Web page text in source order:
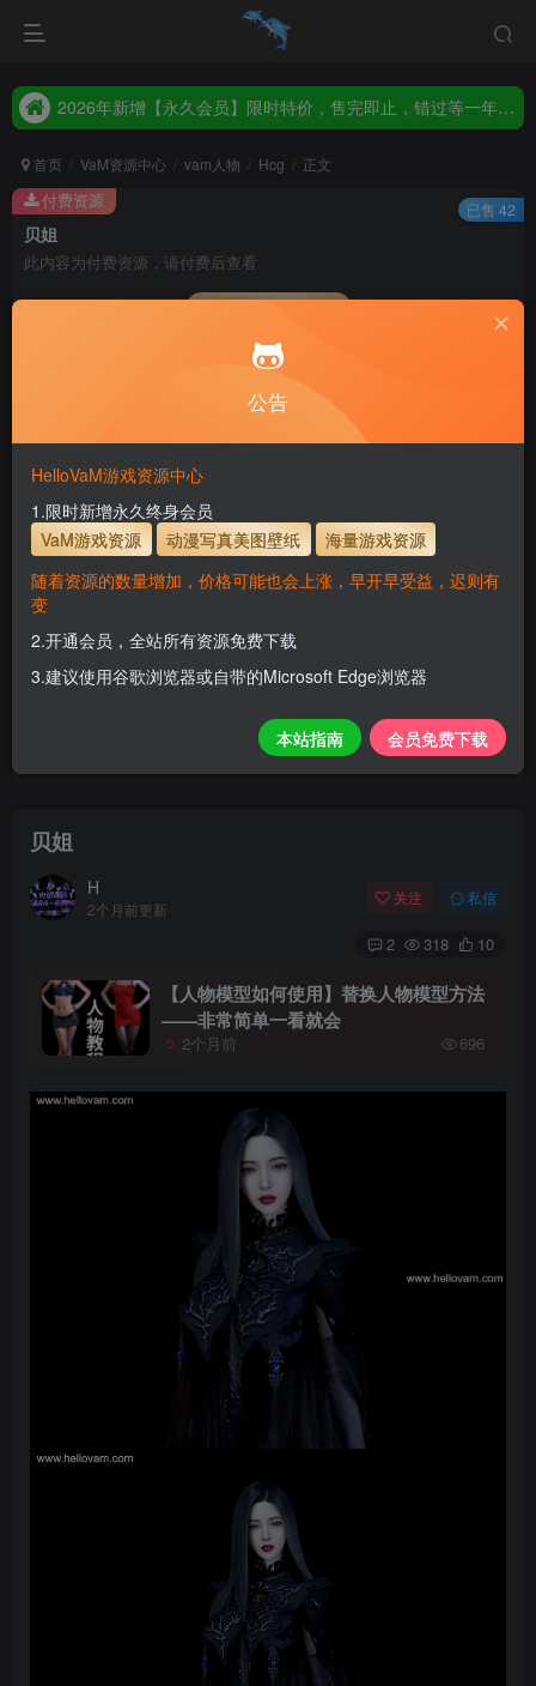
2026年新增【永久会员】限时特价，售完即止，错过等一年！！！
2026年新增【永久会员】限时特价，售完即止，错过等一年！！！
首页 VaM资源中心 vam人物 Hcg 正文
贝姐
此内容为付费资源，请付费后查看
您暂无购买权限，请先开通会员
主流网盘——高速下载
支付页面打不开或支付后不跳转请联系QQ：3317425885
解压密码 www.hellovam.com
开通会员【免费下载】全站资源！
1.为了资源不失效！请不要在线解压！
3.有任何问题请联系客服或评论留言。
付费资源 已售 42
贝姐
H
2个月前更新
关注 私信
2 318 10
【人物模型如何使用】替换人物模型方法
——非常简单一看就会
2个月前 696
公告
HelloVaM游戏资源中心
1.限时新增永久终身会员
VaM游戏资源
动漫写真美图壁纸
海量游戏资源
随着资源的数量增加，价格可能也会上涨，早开早受益，迟则有
变
2.开通会员，全站所有资源免费下载
3.建议使用谷歌浏览器或自带的Microsoft Edge浏览器
本站指南 会员免费下载